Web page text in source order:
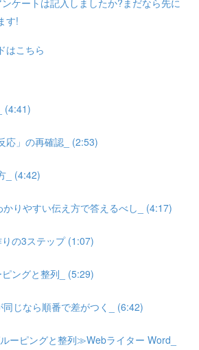
す!
はこちら
(4:41)
応」の再確認_ (2:53)
_ (4:42)
かりやすい伝え方で答えるべし_ (4:17)
りの3ステップ (1:07)
ピングと整列_ (5:29)
同じなら順番で差がつく_ (6:42)
ーピングと整列≫Webライター Word_